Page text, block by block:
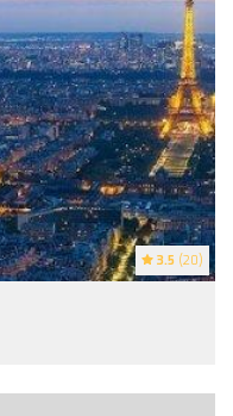
3.5 (20)